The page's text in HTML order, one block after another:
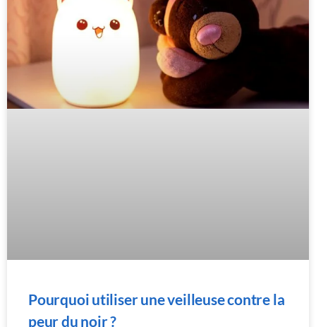
Pourquoi utiliser une veilleuse contre la
peur du noir ?